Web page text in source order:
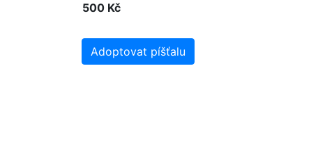
500 Kč
Adoptovat píšťalu